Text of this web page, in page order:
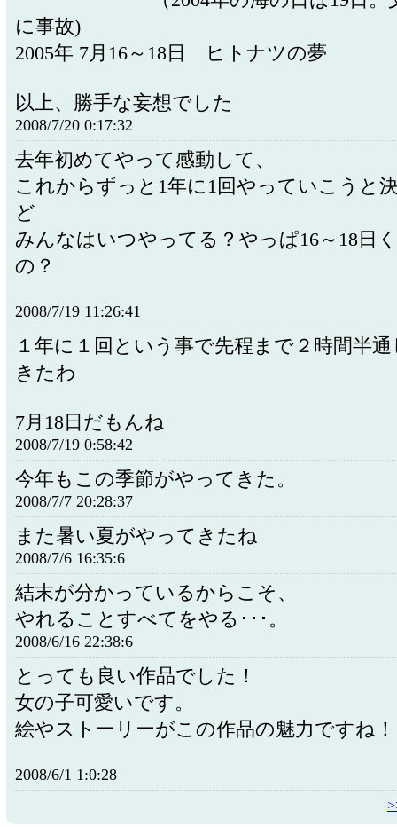
に事故)
2005年 7月16～18日 ヒトナツの夢
以上、勝手な妄想でした
2008/7/20 0:17:32
去年初めてやって感動して、
これからずっと1年に1回やっていこうと
ど
みんなはいつやってる？やっぱ16～18日
の？
2008/7/19 11:26:41
１年に１回という事で先程まで２時間半
きたわ
7月18日だもんね
2008/7/19 0:58:42
今年もこの季節がやってきた。
2008/7/7 20:28:37
また暑い夏がやってきたね
2008/7/6 16:35:6
結末が分かっているからこそ、
やれることすべてをやる･･･。
2008/6/16 22:38:6
とっても良い作品でした！
女の子可愛いです。
絵やストーリーがこの作品の魅力ですね！
2008/6/1 1:0:28